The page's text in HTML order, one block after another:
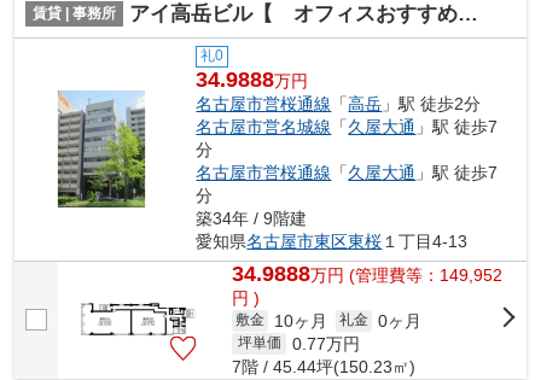
賃貸 | 事務所 アイ高岳ビル【 オフィスおすすめ 】
礼0
34.9888万円
名古屋市営桜通線 「高岳 」駅 徒歩2分
名古屋市営名城線 「久屋大通 」駅 徒歩7
分
名古屋市営桜通線 「久屋大通 」駅 徒歩7
分
築34年 / 9階建
愛知県名古屋市東区東桜 １丁目4-13
34.9888万円 (管理費等：149,952
円 )
敷金 10ヶ月 礼金 0ヶ月
坪単価 0.77万円
7階 / 45.44坪(150.23㎡)